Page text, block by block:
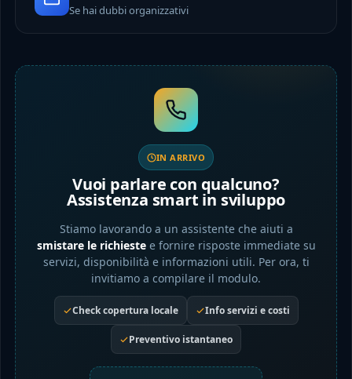
Se hai dubbi organizzativi
IN ARRIVO
Vuoi parlare con qualcuno?
Assistenza smart in sviluppo
Stiamo lavorando a un assistente che aiuti a
smistare le richiestee fornire risposte immediate su
servizi, disponibilità e informazioni utili. Per ora, ti
invitiamo a compilare il modulo.
Check copertura locale Info servizi e costi
Preventivo istantaneo